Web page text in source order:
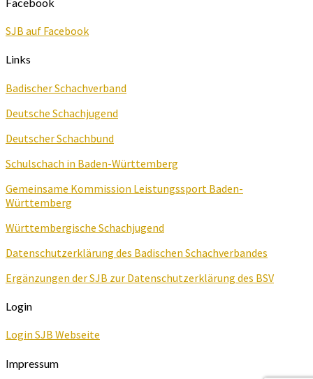
SJB auf Facebook
Links
Badischer Schachverband
Deutsche Schachjugend
Deutscher Schachbund
Schulschach in Baden-Württemberg
Gemeinsame Kommission Leistungssport Baden-
Württemberg
Württembergische Schachjugend
Datenschutzerklärung des Badischen Schachverbandes
Ergänzungen der SJB zur Datenschutzerklärung des BSV
Login
Login SJB Webseite
Impressum